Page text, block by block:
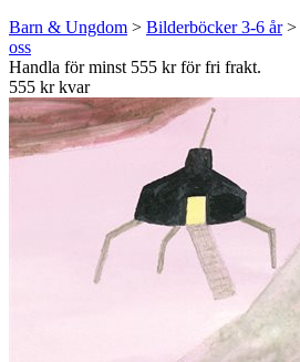
Barn & Ungdom > Bilderböcker 3-6 år>
oss
Handla för minst 555 kr för fri frakt.
555 kr kvar